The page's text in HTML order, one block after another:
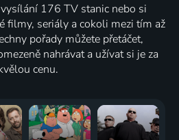
176 TV stanic nebo si
filmy, seriály a cokoli mezi tím až
pořady můžete přetáčet,
nahrávat a užívat si je za
cenu.